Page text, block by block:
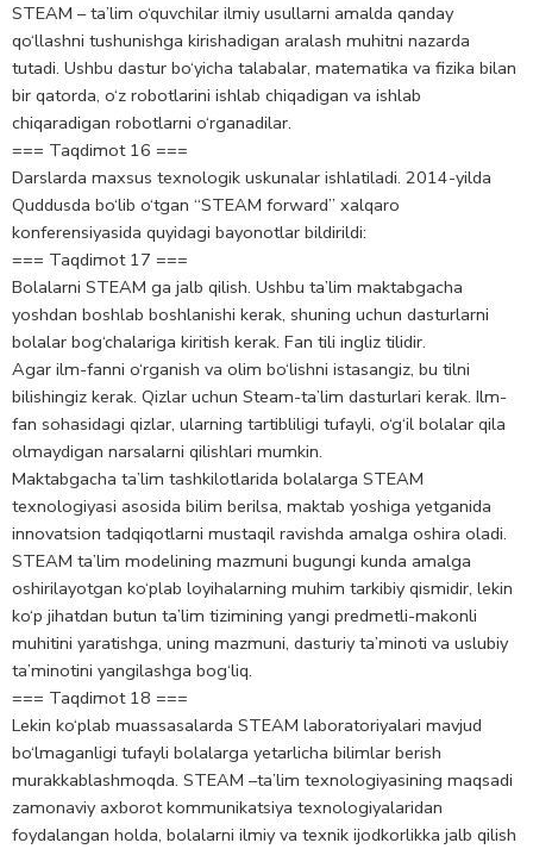
STEAM – ta’lim o‘quvchilar ilmiy usullarni amalda qanday
qo‘llashni tushunishga kirishadigan aralash muhitni nazarda
tutadi. Ushbu dastur bo‘yicha talabalar, matematika va fizika bilan
bir qatorda, o‘z robotlarini ishlab chiqadigan va ishlab
chiqaradigan robotlarni o‘rganadilar.
=== Taqdimot 16 ===
Darslarda maxsus texnologik uskunalar ishlatiladi. 2014-yilda
Quddusda bo‘lib o‘tgan “STEAM forward” xalqaro
konferensiyasida quyidagi bayonotlar bildirildi:
=== Taqdimot 17 ===
Bolalarni STEAM ga jalb qilish. Ushbu ta’lim maktabgacha
yoshdan boshlab boshlanishi kerak, shuning uchun dasturlarni
bolalar bog‘chalariga kiritish kerak. Fan tili ingliz tilidir.
Agar ilm-fanni o‘rganish va olim bo‘lishni istasangiz, bu tilni
bilishingiz kerak. Qizlar uchun Steam-ta’lim dasturlari kerak. Ilm-
fan sohasidagi qizlar, ularning tartibliligi tufayli, o‘g‘il bolalar qila
olmaydigan narsalarni qilishlari mumkin.
Maktabgacha ta’lim tashkilotlarida bolalarga STEAM
texnologiyasi asosida bilim berilsa, maktab yoshiga yetganida
innovatsion tadqiqotlarni mustaqil ravishda amalga oshira oladi.
STEAM ta’lim modelining mazmuni bugungi kunda amalga
oshirilayotgan ko‘plab loyihalarning muhim tarkibiy qismidir, lekin
ko‘p jihatdan butun ta’lim tizimining yangi predmetli-makonli
muhitini yaratishga, uning mazmuni, dasturiy ta’minoti va uslubiy
ta’minotini yangilashga bog‘liq.
=== Taqdimot 18 ===
Lekin ko‘plab muassasalarda STEAM laboratoriyalari mavjud
bo‘lmaganligi tufayli bolalarga yetarlicha bilimlar berish
murakkablashmoqda. STEAM –ta’lim texnologiyasining maqsadi
zamonaviy axborot kommunikatsiya texnologiyalaridan
foydalangan holda, bolalarni ilmiy va texnik ijodkorlikka jalb qilish